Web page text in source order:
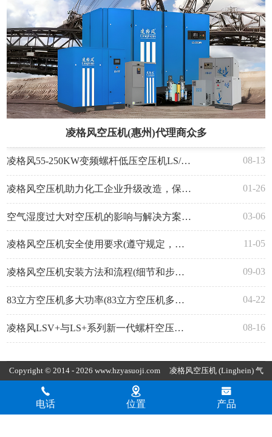
凌格风空压机(惠州)代理商众多
凌格风55-250KW变频螺杆低压空压机LS/LSV LP系列 08-13
凌格风空压机助力化工企业升级改造，保障农业药剂安全生产 01-26
空气湿度过大对空压机的影响与解决方案(主要体现在这几个方面) 03-06
凌格风空压机安全使用要求(遵守规定，确保运行) 11-05
凌格风空压机安装方法和流程(细节和步骤需要注意) 09-03
83立方空压机多大功率(83立方空压机多少公斤压力) 04-22
凌格风LSV+与LS+系列新一代螺杆空压机的优势特点(省时省心) 08-16
电话 位置 产品
Copyright © 2014 - 2026 www.hzyasuoji.com 凌格风空压机 (Linghein) 气
胜智能装备（深圳）有限公司版权所有
粤ICP备2021072975号
网安备44030002002880